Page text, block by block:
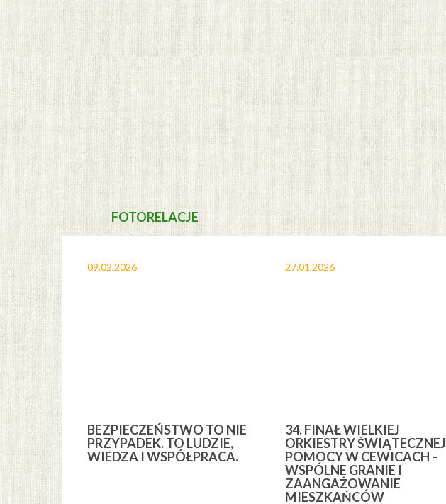
FOTORELACJE
Z
GMINY
09.02.2026
BEZPIECZEŃSTWO TO NIE
PRZYPADEK. TO LUDZIE,
WIEDZA I WSPÓŁPRACA.
27.01.2026
34. FINAŁ WIELKIEJ
ORKIESTRY ŚWIĄTECZNEJ
POMOCY W CEWICACH –
WSPÓLNE GRANIE I
ZAANGAŻOWANIE
MIESZKAŃCÓW